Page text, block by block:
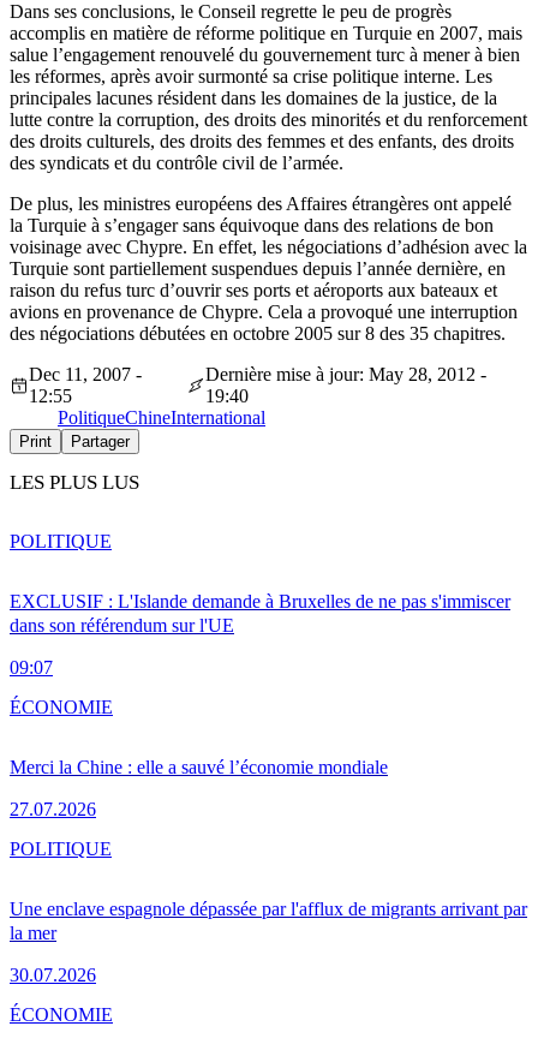
Dans ses conclusions, le Conseil regrette le peu de progrès
accomplis en matière de réforme politique en Turquie en 2007, mais
salue l’engagement renouvelé du gouvernement turc à mener à bien
les réformes, après avoir surmonté sa crise politique interne. Les
principales lacunes résident dans les domaines de la justice, de la
lutte contre la corruption, des droits des minorités et du renforcement
des droits culturels, des droits des femmes et des enfants, des droits
des syndicats et du contrôle civil de l’armée.
De plus, les ministres européens des Affaires étrangères ont appelé
la Turquie à s’engager sans équivoque dans des relations de bon
voisinage avec Chypre. En effet, les négociations d’adhésion avec la
Turquie sont partiellement suspendues depuis l’année dernière, en
raison du refus turc d’ouvrir ses ports et aéroports aux bateaux et
avions en provenance de Chypre. Cela a provoqué une interruption
des négociations débutées en octobre 2005 sur 8 des 35 chapitres.
Dec 11, 2007 -
12:55
Dernière mise à jour: May 28, 2012 -
19:40
PolitiqueChineInternational
Print Partager
LES PLUS LUS
EXCLUSIF : L'Islande demande à Bruxelles de ne pas s'immiscer
dans son référendum sur l'UE
09:07
POLITIQUE
Merci la Chine : elle a sauvé l’économie mondiale
27.07.2026
ÉCONOMIE
Une enclave espagnole dépassée par l'afflux de migrants arrivant par
la mer
30.07.2026
POLITIQUE
ÉCONOMIE